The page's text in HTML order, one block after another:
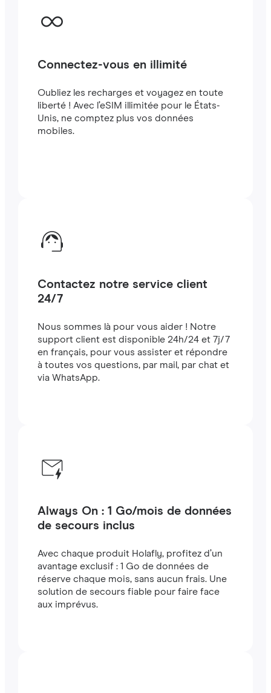
Connectez-vous en illimité
Oubliez les recharges et voyagez en toute
liberté ! Avec l’eSIM illimitée pour le États-
Unis, ne comptez plus vos données
mobiles.
Contactez notre service client
24/7
Nous sommes là pour vous aider ! Notre
support client est disponible 24h/24 et 7j/7
en français, pour vous assister et répondre
à toutes vos questions, par mail, par chat et
via WhatsApp.
Always On : 1 Go/mois de données
de secours inclus
Avec chaque produit Holafly, profitez d’un
avantage exclusif : 1 Go de données de
réserve chaque mois, sans aucun frais. Une
solution de secours fiable pour faire face
aux imprévus.